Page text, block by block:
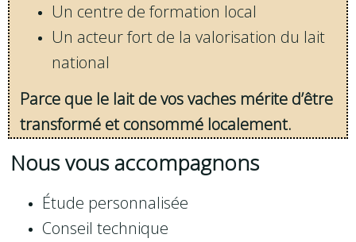
Un centre de formation local
Un acteur fort de la valorisation du lait
national
Parce que le lait de vos vaches mérite d’être
transformé et consommé localement.
Nous vous accompagnons
Étude personnalisée
Conseil technique